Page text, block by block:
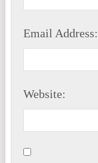
Email Address:
Website: